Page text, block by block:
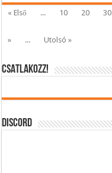
« Első ... 10 20 30
»
... Utolsó »
CSATLAKOZZ!
DISCORD